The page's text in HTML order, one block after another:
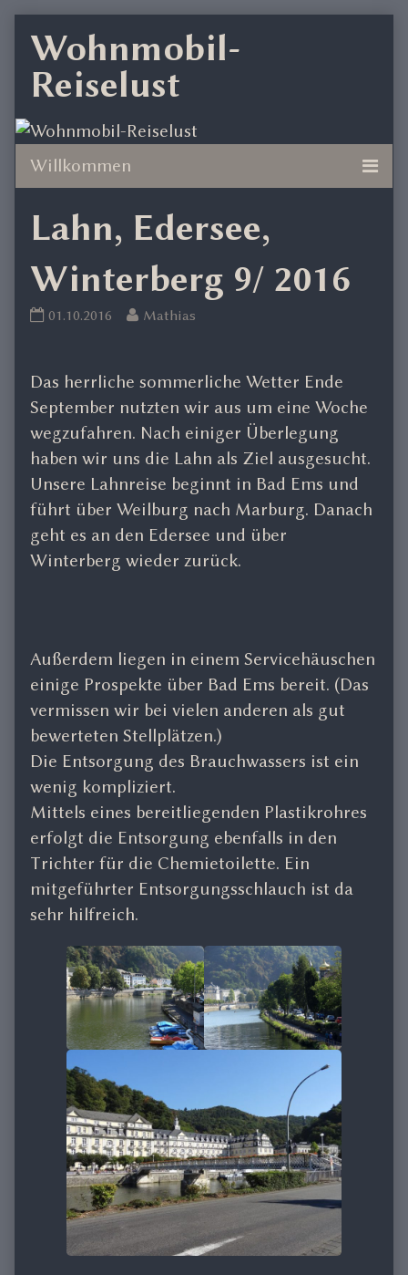
content
Wohnmobil-
Reiselust
Lahn, Edersee,
Winterberg 9/ 2016
Lahn,
9/
2016
published
on
01.10.2016
Read
by
the
of
Lahn,
Edersee,
Winterberg
2016,
Mathias
Das herrliche sommerliche Wetter Ende
September nutzten wir aus um eine Woche
wegzufahren. Nach einiger Überlegung
haben wir uns die Lahn als Ziel ausgesucht.
Unsere Lahnreise beginnt in Bad Ems und
führt über Weilburg nach Marburg. Danach
geht es an den Edersee und über
Winterberg wieder zurück.
Außerdem liegen in einem Servicehäuschen
einige Prospekte über Bad Ems bereit. (Das
vermissen wir bei vielen anderen als gut
bewerteten Stellplätzen.)
Die Entsorgung des Brauchwassers ist ein
wenig kompliziert.
Mittels eines bereitliegenden Plastikrohres
erfolgt die Entsorgung ebenfalls in den
Trichter für die Chemietoilette. Ein
mitgeführter Entsorgungsschlauch ist da
sehr hilfreich.